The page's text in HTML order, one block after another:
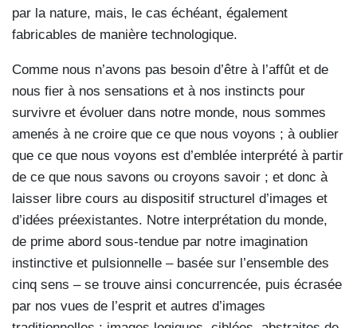
par la nature, mais, le cas échéant, également
fabricables de manière technologique.
Comme nous n’avons pas besoin d’être à l’affût et de
nous fier à nos sensations et à nos instincts pour
survivre et évoluer dans notre monde, nous sommes
amenés à ne croire que ce que nous voyons ; à oublier
que ce que nous voyons est d’emblée interprété à partir
de ce que nous savons ou croyons savoir ; et donc à
laisser libre cours au dispositif structurel d’images et
d’idées préexistantes. Notre interprétation du monde,
de prime abord sous-tendue par notre imagination
instinctive et pulsionnelle – basée sur l’ensemble des
cinq sens – se trouve ainsi concurrencée, puis écrasée
par nos vues de l’esprit et autres d’images